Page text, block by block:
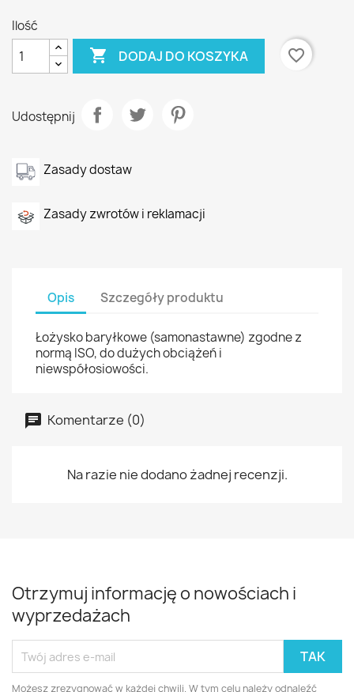
Ilość
 DODAJ DO KOSZYKA favorite_border
Udostępnij
Zasady dostaw
Zasady zwrotów i reklamacji
Opis Szczegóły produktu
Łożysko baryłkowe (samonastawne) zgodne z
normą ISO, do dużych obciążeń i
niewspółosiowości.
Komentarze (0)
Na razie nie dodano żadnej recenzji.
Otrzymuj informację o nowościach i
wyprzedażach
Możesz zrezygnować w każdej chwili. W tym celu należy odnaleźć